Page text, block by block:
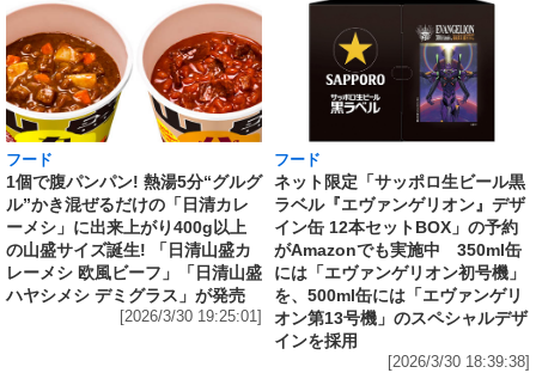
フード
1個で腹パンパン! 熱湯5分“グルグ
ル”かき混ぜるだけの「日清カレ
ーメシ」に出来上がり400g以上
の山盛サイズ誕生! 「日清山盛カ
レーメシ 欧風ビーフ」「日清山盛
ハヤシメシ デミグラス」が発売
[2026/3/30 19:25:01]
フード
ネット限定「サッポロ生ビール黒
ラベル『エヴァンゲリオン』デザ
イン缶 12本セットBOX」の予約
がAmazonでも実施中 350ml缶
には「エヴァンゲリオン初号機」
を、500ml缶には「エヴァンゲリ
オン第13号機」のスペシャルデザ
インを採用
[2026/3/30 18:39:38]